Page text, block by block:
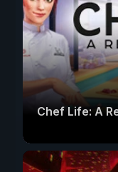
Chef Life: A